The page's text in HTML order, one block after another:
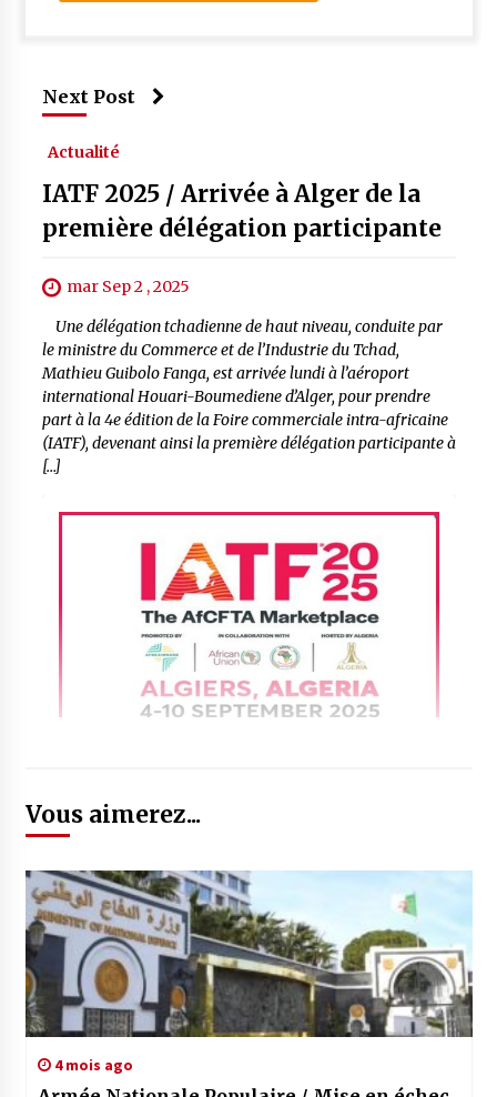
Next Post
Actualité
IATF 2025 / Arrivée à Alger de la
première délégation participante
mar Sep 2 , 2025
Une délégation tchadienne de haut niveau, conduite par
le ministre du Commerce et de l’Industrie du Tchad,
Mathieu Guibolo Fanga, est arrivée lundi à l’aéroport
international Houari-Boumediene d’Alger, pour prendre
part à la 4e édition de la Foire commerciale intra-africaine
(IATF), devenant ainsi la première délégation participante à
[…]
Vous aimerez...
4 mois ago